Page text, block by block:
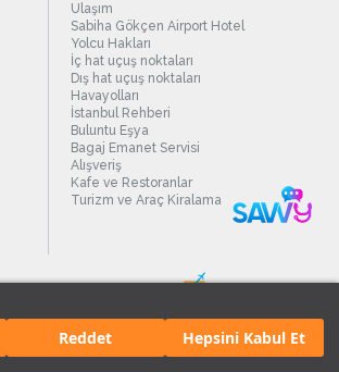
Reddet Hepsini Kabul Et
Ulaşım
Sabiha Gökçen Airport Hotel
Yolcu Hakları
İç hat uçuş noktaları
Dış hat uçuş noktaları
Havayolları
İstanbul Rehberi
Buluntu Eşya
Bagaj Emanet Servisi
Alışveriş
Kafe ve Restoranlar
Turizm ve Araç Kiralama